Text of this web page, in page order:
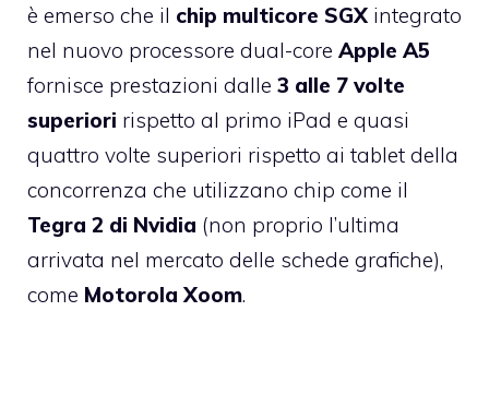
è emerso che il chip multicore SGX integrato
nel nuovo processore dual-core Apple A5
fornisce prestazioni dalle 3 alle 7 volte
superiori rispetto al primo iPad e quasi
quattro volte superiori rispetto ai tablet della
concorrenza che utilizzano chip come il
Tegra 2 di Nvidia (non proprio l’ultima
arrivata nel mercato delle schede grafiche),
come Motorola Xoom.